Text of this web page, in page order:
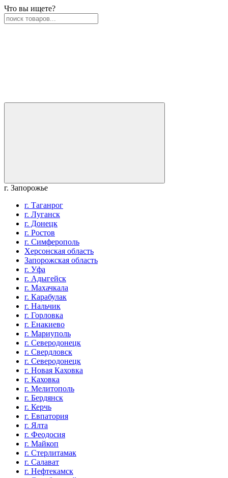
Что вы ищете?
г. Запорожье
г. Таганрог
г. Луганск
г. Донецк
г. Ростов
г. Симферополь
Херсонская область
Запорожская область
г. Уфа
г. Адыгейск
г. Махачкала
г. Карабулак
г. Нальчик
г. Горловка
г. Енакиево
г. Мариуполь
г. Северодонецк
г. Свердловск
г. Северодонецк
г. Новая Каховка
г. Каховка
г. Мелитополь
г. Бердянск
г. Керчь
г. Евпатория
г. Ялта
г. Феодосия
г. Майкоп
г. Стерлитамак
г. Салават
г. Нефтекамск